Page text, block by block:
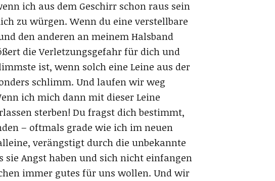
ich aus dem Geschirr schon raus sein
zu würgen. Wenn du eine verstellbare
den anderen an meinem Halsband
die Verletzungsgefahr für dich und
ist, wenn solch eine Leine aus der
schlimm. Und laufen wir weg
ich mich dann mit dieser Leine
sterben! Du fragst dich bestimmt,
– oftmals grade wie ich im neuen
verängstigt durch die unbekannte
sie Angst haben und sich nicht einfangen
immer gutes für uns wollen. Und wir